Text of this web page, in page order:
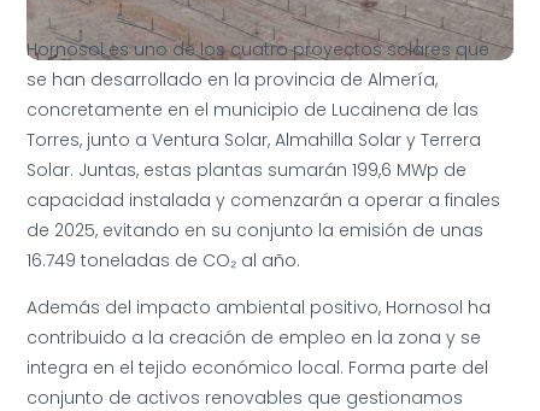
Hornosol es uno de los cuatro proyectos solares que
se han desarrollado en la provincia de Almería,
concretamente en el municipio de Lucainena de las
Torres, junto a Ventura Solar, Almahilla Solar y Terrera
Solar. Juntas, estas plantas sumarán 199,6 MWp de
capacidad instalada y comenzarán a operar a finales
de 2025, evitando en su conjunto la emisión de unas
16.749 toneladas de CO₂ al año.
Además del impacto ambiental positivo, Hornosol ha
contribuido a la creación de empleo en la zona y se
integra en el tejido económico local. Forma parte del
conjunto de activos renovables que gestionamos